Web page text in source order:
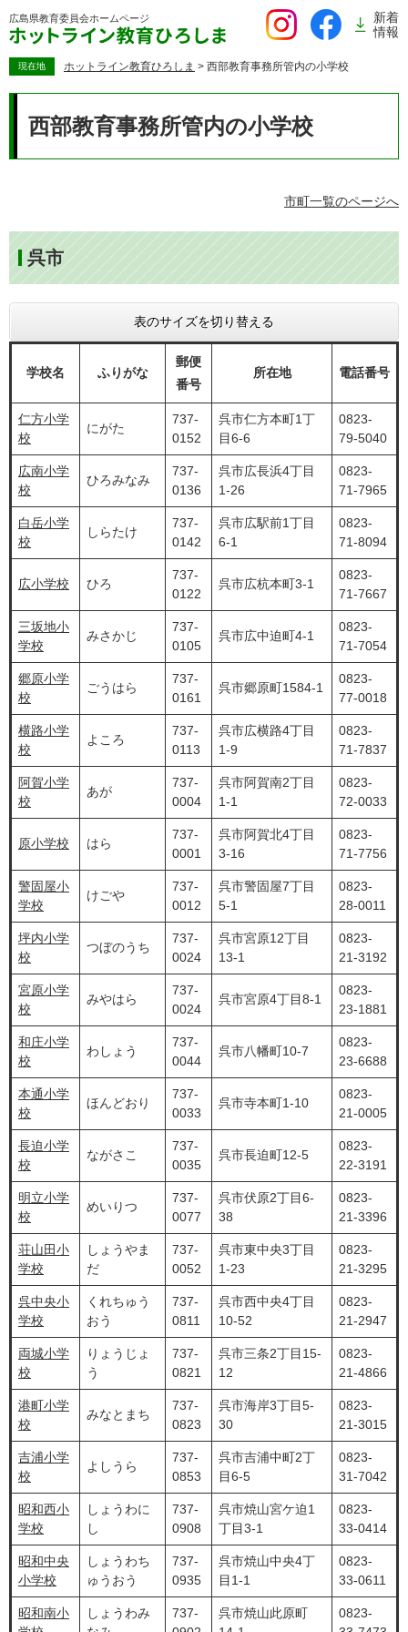
ー
広島県教育委員会ホームページ
新着
情報
現在地 ホットライン教育ひろしま > 西部教育事務所管内の小学校
西部教育事務所管内の小学校
市町一覧のページへ
呉市
表のサイズを切り替える
学校名 ふりがな
郵便
番号
所在地 電話番号
仁方小学
校
にがた
737-
0152
呉市仁方本町1丁
目6-6
0823-
79-5040
広南小学
校
ひろみなみ
737-
0136
呉市広長浜4丁目
1-26
0823-
71-7965
白岳小学
校
しらたけ
737-
0142
呉市広駅前1丁目
6-1
0823-
71-8094
広小学校 ひろ
737-
0122
呉市広杭本町3-1
0823-
71-7667
三坂地小
学校
みさかじ
737-
0105
呉市広中迫町4-1
0823-
71-7054
郷原小学
校
ごうはら
737-
0161
呉市郷原町1584-1
0823-
77-0018
横路小学
校
よころ
737-
0113
呉市広横路4丁目
1-9
0823-
71-7837
阿賀小学
校
あが
737-
0004
呉市阿賀南2丁目
1-1
0823-
72-0033
原小学校 はら
737-
0001
呉市阿賀北4丁目
3-16
0823-
71-7756
警固屋小
学校
けごや
737-
0012
呉市警固屋7丁目
5-1
0823-
28-0011
坪内小学
校
つぼのうち
737-
0024
呉市宮原12丁目
13-1
0823-
21-3192
宮原小学
校
みやはら
737-
0024
呉市宮原4丁目8-1
0823-
23-1881
和庄小学
校
わしょう
737-
0044
呉市八幡町10-7
0823-
23-6688
本通小学
校
ほんどおり
737-
0033
呉市寺本町1-10
0823-
21-0005
長迫小学
校
ながさこ
737-
0035
呉市長迫町12-5
0823-
22-3191
明立小学
校
めいりつ
737-
0077
呉市伏原2丁目6-
38
0823-
21-3396
荘山田小
学校
しょうやま
だ
737-
0052
呉市東中央3丁目
1-23
0823-
21-3295
呉中央小
学校
くれちゅう
おう
737-
0811
呉市西中央4丁目
10-52
0823-
21-2947
両城小学
校
りょうじょ
う
737-
0821
呉市三条2丁目15-
12
0823-
21-4866
港町小学
校
みなとまち
737-
0823
呉市海岸3丁目5-
30
0823-
21-3015
吉浦小学
校
よしうら
737-
0853
呉市吉浦中町2丁
目6-5
0823-
31-7042
昭和西小
学校
しょうわに
し
737-
0908
呉市焼山宮ケ迫1
丁目3-1
0823-
33-0414
昭和中央
小学校
しょうわち
ゅうおう
737-
0935
呉市焼山中央4丁
目1-1
0823-
33-0611
昭和南小
しょうわみ
737-
呉市焼山此原町
0823-